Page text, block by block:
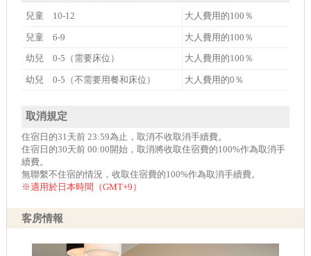
兒童 10-12 大人費用的100％
兒童 6-9 大人費用的100％
幼兒 0-5（需要床位） 大人費用的100％
幼兒 0-5（不需要用餐和床位） 大人費用的0％
取消規定
住宿日的31天前 23:59為止，取消不收取消手續費。
住宿日的30天前 00:00開始，取消將收取住宿費的100%作為取消手
續費。
無聯繫不住宿的情況，收取住宿費的100%作為取消手續費。
※適用於日本時間（GMT+9）
客房情報